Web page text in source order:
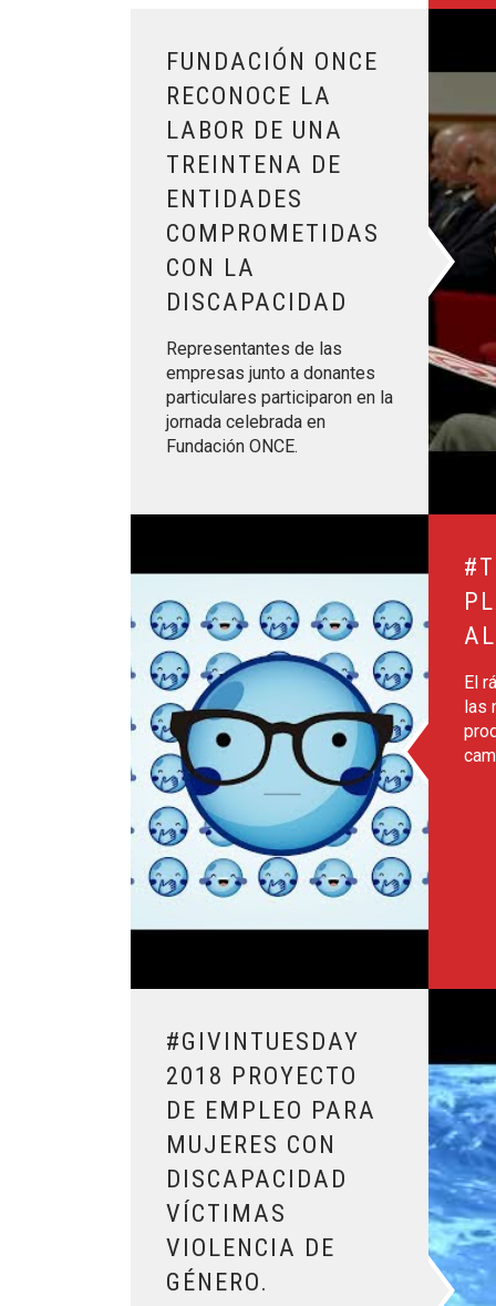
FUNDACIÓN ONCE
RECONOCE LA
LABOR DE UNA
TREINTENA DE
ENTIDADES
COMPROMETIDAS
CON LA
DISCAPACIDAD
Representantes de las
empresas junto a donantes
particulares participaron en la
jornada celebrada en
Fundación ONCE.
El
las
#GIVINTUESDAY
2018 PROYECTO
DE EMPLEO PARA
MUJERES CON
DISCAPACIDAD
VÍCTIMAS
VIOLENCIA DE
GÉNERO.